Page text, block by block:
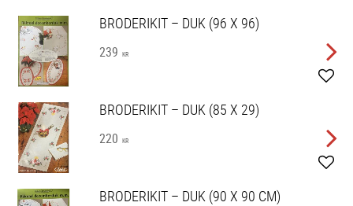
BRODERIKIT – DUK (96 X 96)
239 KR
BRODERIKIT – DUK (85 X 29)
220 KR
BRODERIKIT – DUK (90 X 90 CM)